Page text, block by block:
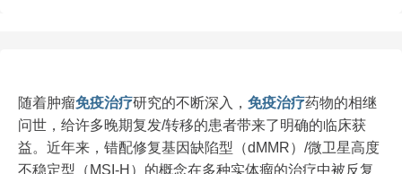
随着肿瘤免疫治疗研究的不断深入， 免疫治疗药物的相继
问世，给许多晚期复发/转移的患者带来了明确的临床获
益。近年来，错配修复基因缺陷型（dMMR）/微卫星高度
不稳定型（MSI-H）的概念在多种实体瘤的治疗中被反复